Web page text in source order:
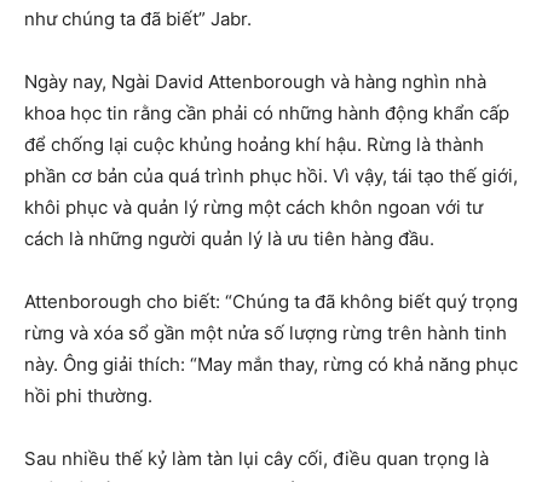
như chúng ta đã biết” Jabr.
Ngày nay, Ngài David Attenborough và hàng nghìn nhà
khoa học tin rằng cần phải có những hành động khẩn cấp
để chống lại cuộc khủng hoảng khí hậu. Rừng là thành
phần cơ bản của quá trình phục hồi. Vì vậy, tái tạo thế giới,
khôi phục và quản lý rừng một cách khôn ngoan với tư
cách là những người quản lý là ưu tiên hàng đầu.
Attenborough cho biết: “Chúng ta đã không biết quý trọng
rừng và xóa sổ gần một nửa số lượng rừng trên hành tinh
này. Ông giải thích: “May mắn thay, rừng có khả năng phục
hồi phi thường.
Sau nhiều thế kỷ làm tàn lụi cây cối, điều quan trọng là